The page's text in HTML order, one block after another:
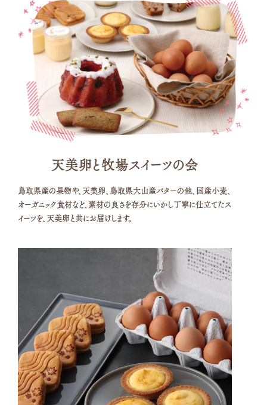
天美卵と 牧場スイーツの会
鳥取県産の果物や、天美卵、鳥取県大山産バターの他、国産小麦、
オーガニック食材など、素材の良さを存分にいかし丁寧に仕立てたス
イーツを、天美卵と共にお届けします。